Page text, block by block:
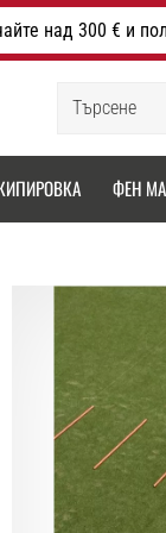
над 300 € и
ФЕН